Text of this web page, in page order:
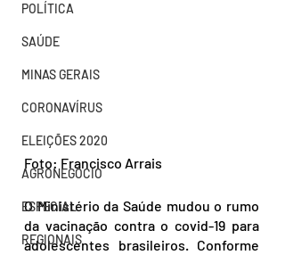
POLÍTICA
SAÚDE
MINAS GERAIS
CORONAVÍRUS
ELEIÇÕES 2020
AGRONEGÓCIO
ESPECIAL
REGIONAIS
Foto: Francisco Arrais
O Ministério da Saúde mudou o rumo
da vacinação contra o covid-19 para
adolescentes brasileiros. Conforme